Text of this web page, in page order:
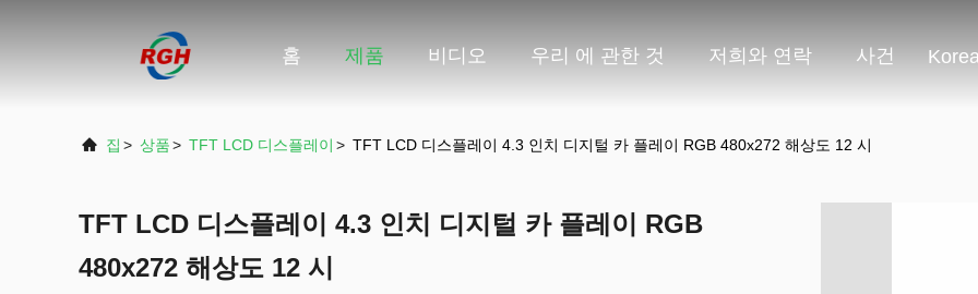
홈 제품 비디오 우리 에 관한 것 저희와 연락 사건
집 > 상품> TFT LCD 디스플레이 > TFT LCD 디스플레이 4.3 인치 디지털 카 플레이 RGB 480x272 해상도 12 시
TFT LCD 디스플레이 4.3 인치 디지털 카 플레이 RGB
480x272 해상도 12 시